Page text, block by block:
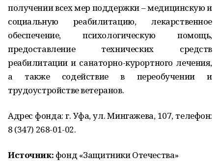
получении всех мер поддержки – медицинскую и
социальную реабилитацию, лекарственное
обеспечение, психологическую помощь,
предоставление технических средств
реабилитации и санаторно-курортного лечения,
а также содействие в переобучении и
трудоустройстве ветеранов.
Адрес фонда: г. Уфа, ул. Мингажева, 107, телефон:
8 (347) 268-01-02.
Источник: фонд «Защитники Отечества»